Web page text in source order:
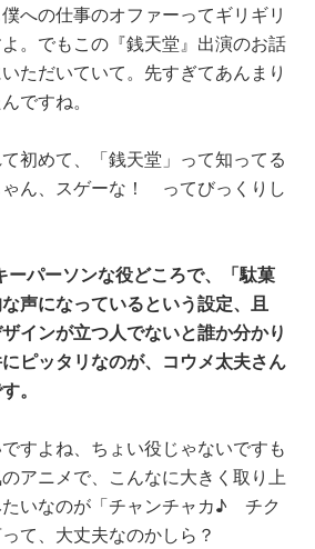
への仕事のオファーってギリギリ
。でもこの『銭天堂』出演のお話
ただいていて。先すぎてあんまり
ですね。
初めて、「銭天堂」って知ってる
ん、スゲーな！ ってびっくりし
パーソンな役どころで、「駄菓
声になっているという設定、且
インが立つ人でないと誰か分かり
ピッタリなのが、コウメ太夫さん
。
すよね、ちょい役じゃないですも
アニメで、こんなに大きく取り上
いなのが「チャンチャカ♪ チク
て、大丈夫なのかしら？